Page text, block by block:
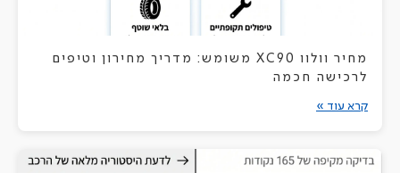
מחיר וולוו XC90 משומש: מדריך מחירון וטיפים
לרכישה חכמה
קרא עוד »